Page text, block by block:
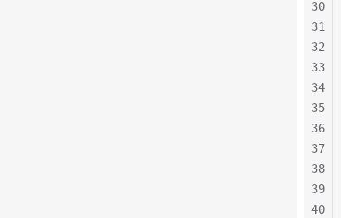
30
31
32
33
34
35
36
37
38
39
40